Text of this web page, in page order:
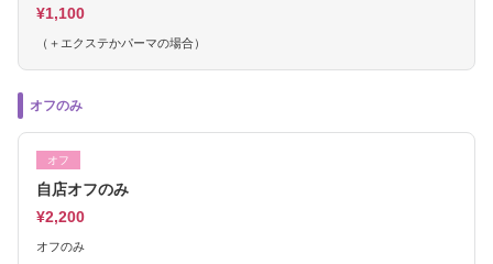
¥1,100
（＋エクステかパーマの場合）
オフのみ
オフ
自店オフのみ
¥2,200
オフのみ